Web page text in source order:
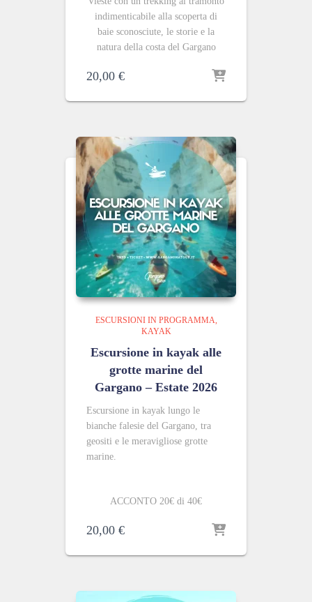
indimenticabile alla scoperta di
baie sconosciute, le storie e la
natura della costa del Gargano
20,00 €
ESCURSIONI IN PROGRAMMA
KAYAK
Escursione in kayak alle
grotte marine del
Gargano – Estate 2026
Escursione in kayak lungo le
bianche falesie del Gargano, tra
geositi e le meravigliose grotte
marine.
ACCONTO 20€ di 40€
20,00 €